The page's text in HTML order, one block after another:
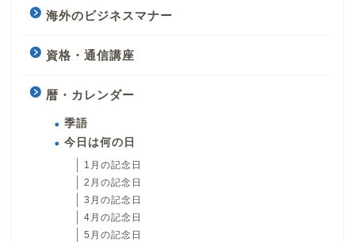
海外のビジネスマナー
資格・通信講座
暦・カレンダー
季語
今日は何の日
1月の記念日
2月の記念日
3月の記念日
4月の記念日
5月の記念日